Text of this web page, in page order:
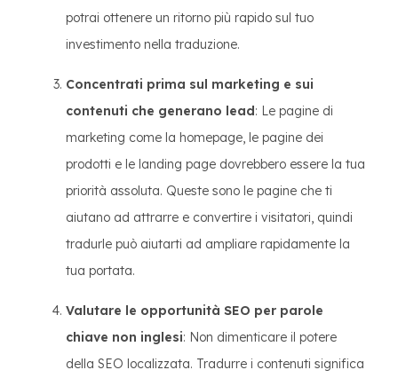
potrai ottenere un ritorno più rapido sul tuo
investimento nella traduzione.
Concentrati prima sul marketing e sui
contenuti che generano lead: Le pagine di
marketing come la homepage, le pagine dei
prodotti e le landing page dovrebbero essere la tua
priorità assoluta. Queste sono le pagine che ti
aiutano ad attrarre e convertire i visitatori, quindi
tradurle può aiutarti ad ampliare rapidamente la
tua portata.
Valutare le opportunità SEO per parole
chiave non inglesi: Non dimenticare il potere
della SEO localizzata. Tradurre i contenuti significa